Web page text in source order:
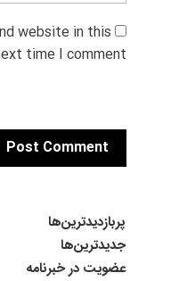
website in this
time I comment.
پربازدیدترین‌ها
جدیدترین‌ها
عضویت در خبرنامه